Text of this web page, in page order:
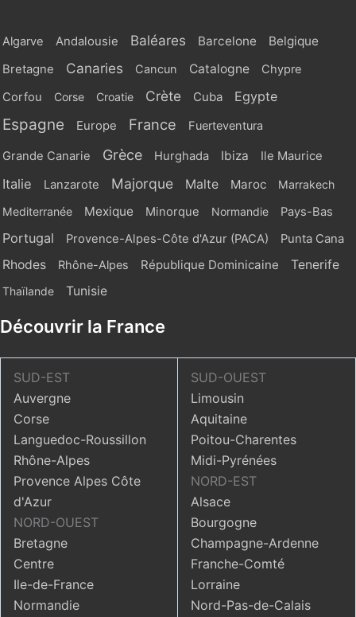
Algarve Andalousie Baléares Barcelone Belgique
Bretagne Canaries Cancun Catalogne
Chypre
Corfou
Corse Croatie Crète Cuba Egypte
Espagne Europe France Fuerteventura
Grande Canarie Grèce Hurghada Ibiza Ile Maurice
Italie Lanzarote Majorque Malte Maroc
Marrakech
Mediterranée
Mexique Minorque Normandie Pays-Bas
Portugal Provence-Alpes-Côte d'Azur (PACA) Punta Cana
Rhodes Rhône-Alpes République Dominicaine Tenerife
Thaïlande Tunisie
Découvrir la France
SUD-EST
Auvergne
Corse
Languedoc-Roussillon
Rhône-Alpes
Provence Alpes Côte
d'Azur
NORD-OUEST
Bretagne
Centre
Ile-de-France
Normandie
SUD-OUEST
Limousin
Aquitaine
Poitou-Charentes
Midi-Pyrénées
NORD-EST
Alsace
Bourgogne
Champagne-Ardenne
Franche-Comté
Lorraine
Nord-Pas-de-Calais